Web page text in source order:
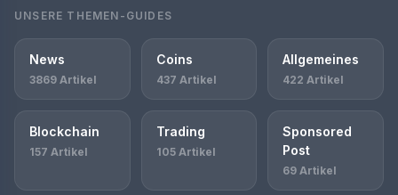
UNSERE THEMEN-GUIDES
News
3869 Artikel
Coins
437 Artikel
Allgemeines
422 Artikel
Blockchain
157 Artikel
Trading
105 Artikel
Sponsored
Post
69 Artikel